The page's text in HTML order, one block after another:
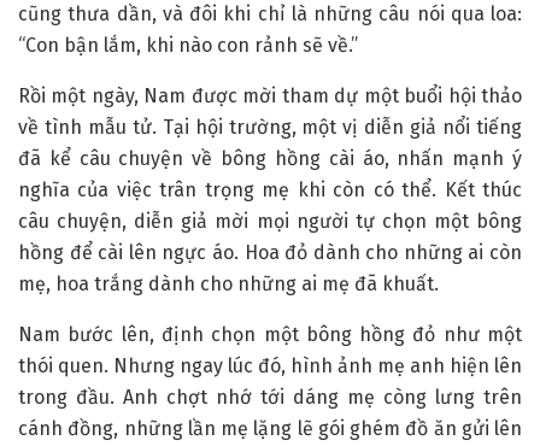
cũng thưa dần, và đôi khi chỉ là những câu nói qua loa:
“Con bận lắm, khi nào con rảnh sẽ về.”
Rồi một ngày, Nam được mời tham dự một buổi hội thảo
về tình mẫu tử. Tại hội trường, một vị diễn giả nổi tiếng
đã kể câu chuyện về bông hồng cài áo, nhấn mạnh ý
nghĩa của việc trân trọng mẹ khi còn có thể. Kết thúc
câu chuyện, diễn giả mời mọi người tự chọn một bông
hồng để cài lên ngực áo. Hoa đỏ dành cho những ai còn
mẹ, hoa trắng dành cho những ai mẹ đã khuất.
Nam bước lên, định chọn một bông hồng đỏ như một
thói quen. Nhưng ngay lúc đó, hình ảnh mẹ anh hiện lên
trong đầu. Anh chợt nhớ tới dáng mẹ còng lưng trên
cánh đồng, những lần mẹ lặng lẽ gói ghém đồ ăn gửi lên